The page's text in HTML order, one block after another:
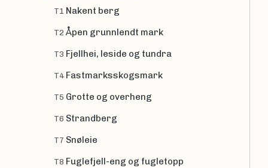
T1 Nakent berg
T2Åpen grunnlendt mark
T3 Fjellhei, leside og tundra
T4 Fastmarksskogsmark
T5 Grotte og overheng
T6 Strandberg
T7 Snøleie
T8 Fuglefjell-eng og fugletopp